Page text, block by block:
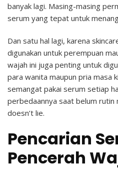
banyak lagi. Masing-masing
serum yang tepat untuk
Dan satu hal lagi, karena
digunakan untuk perempuan
wajah ini juga penting untuk
para wanita maupun pria masa
semangat pakai serum setiap
perbedaannya saat belum rutin
doesn’t lie.
Pencarian
Pencerah